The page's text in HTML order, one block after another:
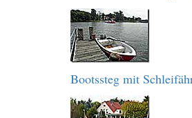
Bootssteg mit